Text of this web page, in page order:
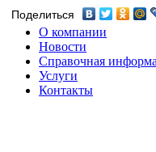
Поделиться
О компании
Новости
Справочная
Услуги
Контакты